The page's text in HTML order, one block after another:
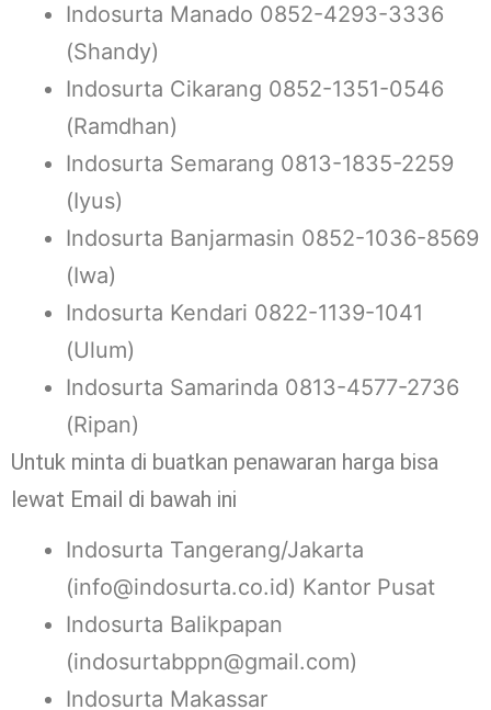
Indosurta Manado 0852-4293-3336
(Shandy)
Indosurta Cikarang 0852-1351-0546
(Ramdhan)
Indosurta Semarang 0813-1835-2259
(Iyus)
Indosurta Banjarmasin 0852-1036-8569
(Iwa)
Indosurta Kendari 0822-1139-1041
(Ulum)
Indosurta Samarinda 0813-4577-2736
(Ripan)
Untuk minta di buatkan penawaran harga bisa
lewat Email di bawah ini
Indosurta Tangerang/Jakarta
(info@indosurta.co.id) Kantor Pusat
Indosurta Balikpapan
(indosurtabppn@gmail.com)
Indosurta Makassar